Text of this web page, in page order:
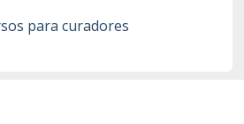
para curadores